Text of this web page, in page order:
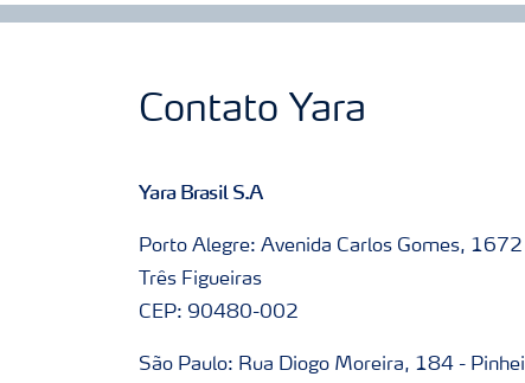
Contato Yara
Yara Brasil S.A
Porto Alegre: Avenida Carlos Gomes,
Três Figueiras
CEP: 90480-002
São Paulo: Rua Diogo Moreira, 184 -